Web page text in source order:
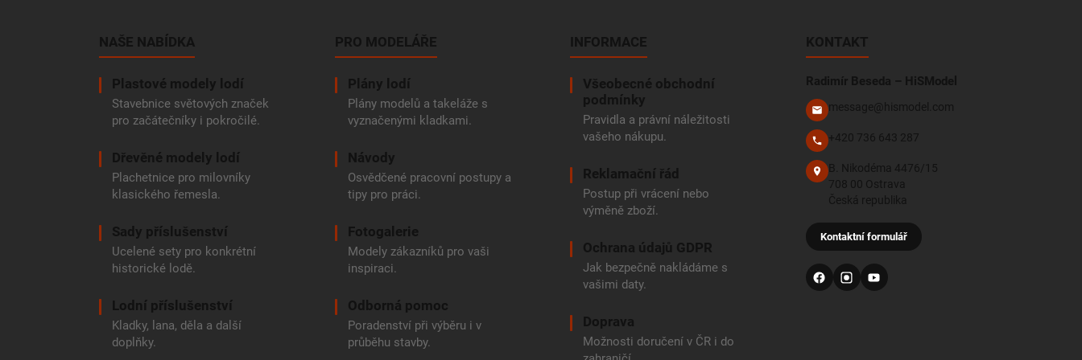
NAŠE NABÍDKA
Plastové modely lodí
Stavebnice světových značek
pro začátečníky i pokročilé.
Dřevěné modely lodí
Plachetnice pro milovníky
klasického řemesla.
Sady příslušenství
Ucelené sety pro konkrétní
historické lodě.
Lodní příslušenství
Kladky, lana, děla a další
doplňky.
PRO MODELÁŘE
Plány lodí
Plány modelů a takeláže s
vyznačenými kladkami.
Návody
Osvědčené pracovní postupy a
tipy pro práci.
Fotogalerie
Modely zákazníků pro vaši
inspiraci.
Odborná pomoc
Poradenství při výběru i v
průběhu stavby.
INFORMACE
Všeobecné obchodní
podmínky
Pravidla a právní náležitosti
vašeho nákupu.
Reklamační řád
Postup při vrácení nebo
výměně zboží.
Ochrana údajů GDPR
Jak bezpečně nakládáme s
vašimi daty.
Doprava
Možnosti doručení v ČR i do
KONTAKT
Radimír Beseda – HiSModel
message@hismodel.com
+420 736 643 287
B. Nikodéma 4476/15
708 00 Ostrava
Česká republika
Kontaktní formulář